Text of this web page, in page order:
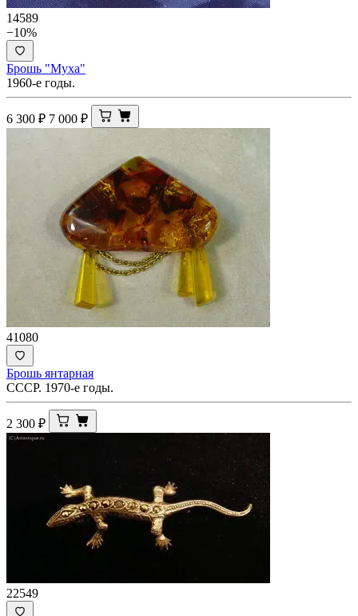
14589
−10%
Брошь "Муха"
1960-е годы.
6 300 ₽ 7 000 ₽
41080
Брошь янтарная
СССР. 1970-е годы.
2 300 ₽
22549